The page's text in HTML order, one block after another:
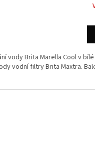
vody Brita Marella Cool v
vodní filtry Brita Maxtra.